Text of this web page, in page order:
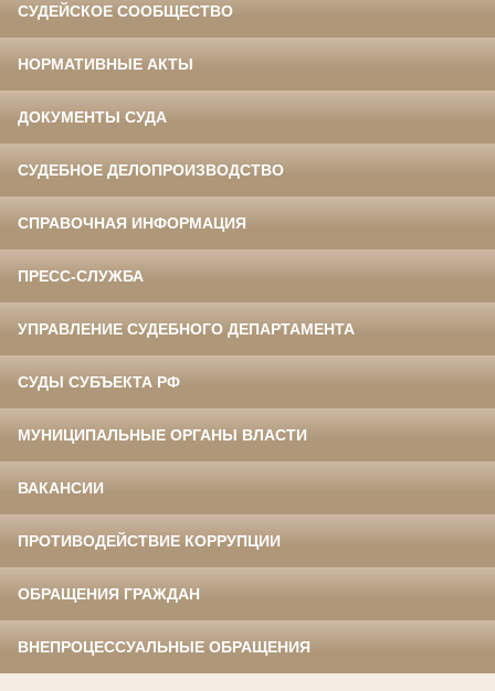
СУДЕЙСКОЕ СООБЩЕСТВО
НОРМАТИВНЫЕ АКТЫ
ДОКУМЕНТЫ СУДА
СУДЕБНОЕ ДЕЛОПРОИЗВОДСТВО
СПРАВОЧНАЯ ИНФОРМАЦИЯ
ПРЕСС-СЛУЖБА
УПРАВЛЕНИЕ СУДЕБНОГО ДЕПАРТАМЕНТА
СУДЫ СУБЪЕКТА РФ
МУНИЦИПАЛЬНЫЕ ОРГАНЫ ВЛАСТИ
ВАКАНСИИ
ПРОТИВОДЕЙСТВИЕ КОРРУПЦИИ
ОБРАЩЕНИЯ ГРАЖДАН
ВНЕПРОЦЕССУАЛЬНЫЕ ОБРАЩЕНИЯ